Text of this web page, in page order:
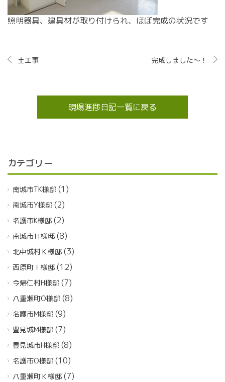
照明器具、建具材が取り付けられ、ほぼ完成の状況です
土工事 完成しました～！
現場進捗日記一覧に戻る
カテゴリー
南城市TK様邸 (1)
南城市Y様邸 (2)
名護市K様邸 (2)
南城市Ｈ様邸 (8)
北中城村Ｋ様邸 (3)
西原町Ｉ様邸 (12)
今帰仁村H様邸 (7)
八重瀬町O様邸 (8)
名護市M様邸 (9)
豊見城M様邸 (7)
豊見城市H様邸 (8)
名護市O様邸 (10)
八重瀬町Ｋ様邸 (7)